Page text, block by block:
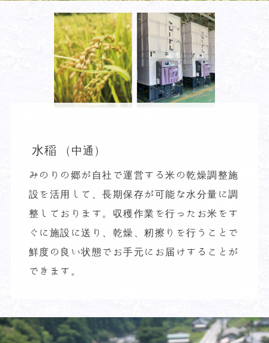
水稲 (中通)
みのりの郷が自社で運営する米の乾燥調整施
設を活用して、長期保存が可能な水分量に調
整しております。収穫作業を行ったお米をす
ぐに施設に送り、乾燥、籾擦りを行うことで
鮮度の良い状態でお手元にお届けすることが
できます。